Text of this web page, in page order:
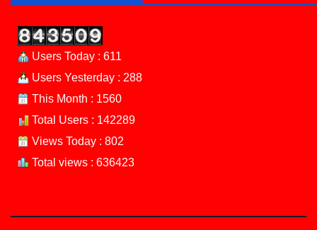
Users Today : 611
Users Yesterday : 288
This Month : 1560
Total Users : 142289
Views Today : 802
Total views : 636423